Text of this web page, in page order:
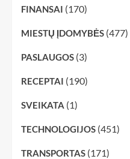
FINANSAI (170)
MIESTŲ ĮDOMYBĖS (477)
PASLAUGOS (3)
RECEPTAI (190)
SVEIKATA (1)
TECHNOLOGIJOS (451)
TRANSPORTAS (171)